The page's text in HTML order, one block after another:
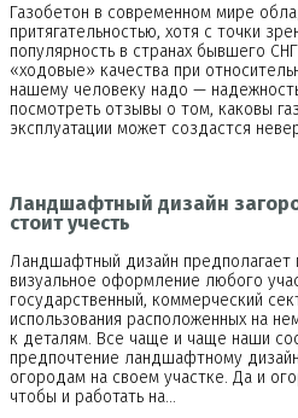
Газобетон в современном мире
притягательностью, хотя с точки
популярность в странах бывшего
«ходовые» качества при
нашему человеку надо —
посмотреть отзывы о том, каковы
эксплуатации может создастся
Ландшафтный дизайн
стоит учесть
Ландшафтный дизайн предполагает
визуальное оформление любого
государственный, коммерческий
использования расположенных на
к деталям. Все чаще и чаще наши
предпочтение ландшафтному
огородам на своем участке. Да и
чтобы и работать на…